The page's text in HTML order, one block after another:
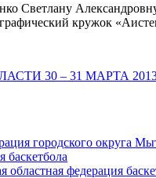
кружок
30 – 31 МАРТА
городского округа
баскетбола
областная федерация